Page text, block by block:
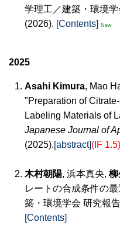
学理工／建築・環境
(2026). [Contents] New
2025
Asahi Kimura, Mao
"Preparation of
Labeling Materials of
Japanese Journal of
(2025).[abstract](IF 1.5)
木村朝陽, 浜本真央, 柳
レートの合成条件の
築・環境学会 研究報告
[Contents]